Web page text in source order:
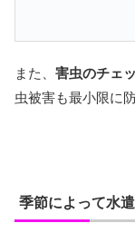
また、 害虫のチェ
虫被害も最小限に
季節によって水